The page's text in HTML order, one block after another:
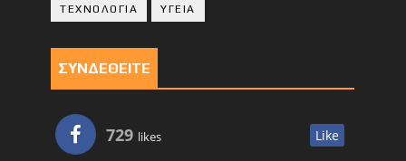
ΤΕΧΝΟΛΟΓΙΑ ΥΓΕΙΑ
ΣΥΝΔΕΘΕΙΤΕ
729 likes Like